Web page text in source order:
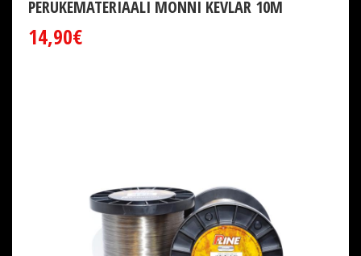
PERUKEMATERIAALI MONNI KEVLAR 10M
14,90€